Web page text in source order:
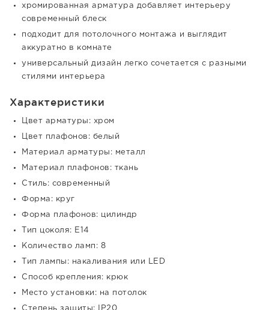
хромированная арматура добавляет интерьеру
современный блеск
подходит для потолочного монтажа и выглядит
аккуратно в комнате
универсальный дизайн легко сочетается с разными
стилями интерьера
Характеристики
Цвет арматуры: хром
Цвет плафонов: белый
Материал арматуры: металл
Материал плафонов: ткань
Стиль: современный
Форма: круг
Форма плафонов: цилиндр
Тип цоколя: E14
Количество ламп: 8
Тип лампы: накаливания или LED
Способ крепления: крюк
Место установки: на потолок
Степень защиты: IP20